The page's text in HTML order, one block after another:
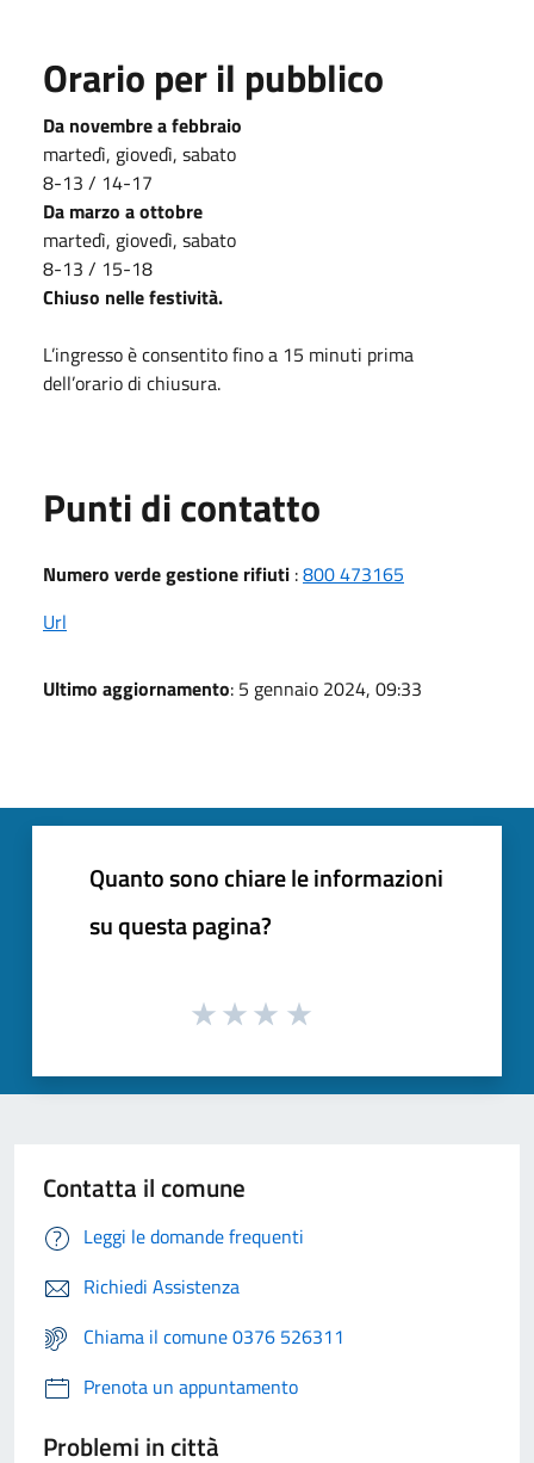
Orario per il pubblico
Da novembre a febbraio
martedì, giovedì, sabato
8-13 / 14-17
Da marzo a ottobre
martedì, giovedì, sabato
8-13 / 15-18
Chiuso nelle festività.
L’ingresso è consentito fino a 15 minuti prima
dell’orario di chiusura.
Punti di contatto
Numero verde gestione rifiuti :800 473165
Url
Ultimo aggiornamento: 5 gennaio 2024, 09:33
Quanto sono chiare le informazioni
su questa pagina?
Contatta il comune
Leggi le domande frequenti
Richiedi Assistenza
Chiama il comune 0376 526311
Prenota un appuntamento
Problemi in città